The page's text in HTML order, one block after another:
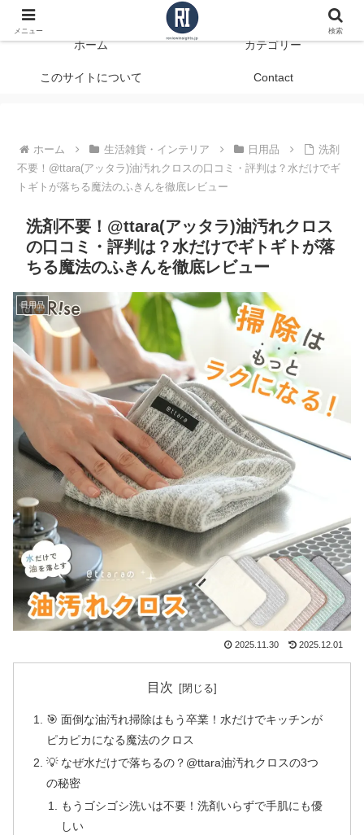
データで見る、本当に役立つ商品レビュー
ホーム カテゴリー
このサイトについて Contact
ホーム 生活雑貨・インテリア 日用品
洗剤
不要！@ttara(アッタラ)油汚れクロスの口コミ・評判は？水だけでギ
トギトが落ちる魔法のふきんを徹底レビュー
洗剤不要！@ttara(アッタラ)油汚れクロス
の口コミ・評判は？水だけでギトギトが落
ちる魔法のふきんを徹底レビュー
日用品
2025.11.30 2025.12.01
目次
🎯 面倒な油汚れ掃除はもう卒業！水だけでキッチンが
ピカピカになる魔法のクロス
💡 なぜ水だけで落ちるの？@ttara油汚れクロスの3つ
の秘密
もうゴシゴシ洗いは不要！洗剤いらずで手肌にも優
しい
メニュー 検索